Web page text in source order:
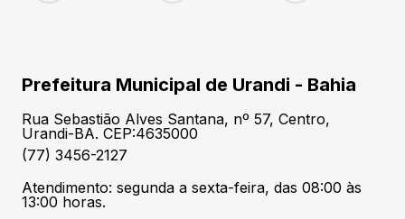
Prefeitura Municipal de Urandi - Bahia
Rua Sebastião Alves Santana, nº 57, Centro,
Urandi-BA. CEP:4635000
(77) 3456-2127
Atendimento: segunda a sexta-feira, das 08:00 às
13:00 horas.